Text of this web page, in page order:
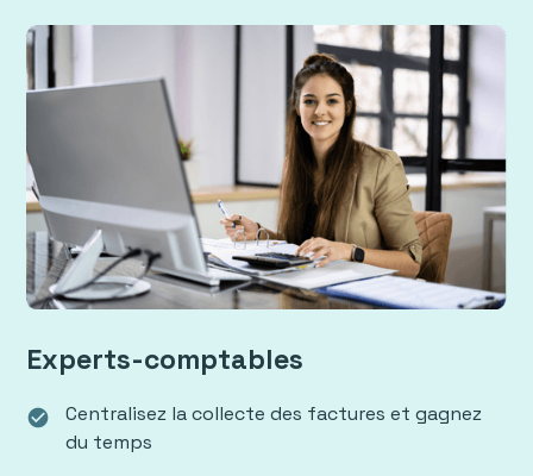
Experts-comptables
check_circle
Centralisez la collecte des factures et gagnez
du temps